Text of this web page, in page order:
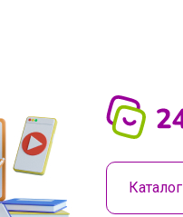
Каталог